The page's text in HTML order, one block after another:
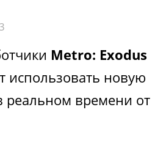
Metro: Exodus
использовать новую
реальном времени от